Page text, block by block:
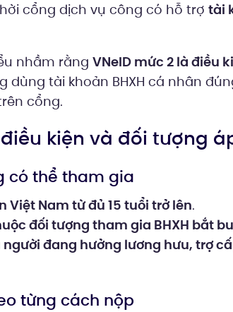
cổng dịch vụ công có hỗ trợ tài
nhầm rằng VNeID mức 2 là điều
dùng tài khoản BHXH cá nhân
cổng.
điều kiện và đối tượng
có thể tham gia
Việt Nam từ đủ 15 tuổi trở lên.
đối tượng tham gia BHXH bắt
người đang hưởng lương hưu, trợ
từng cách nộp